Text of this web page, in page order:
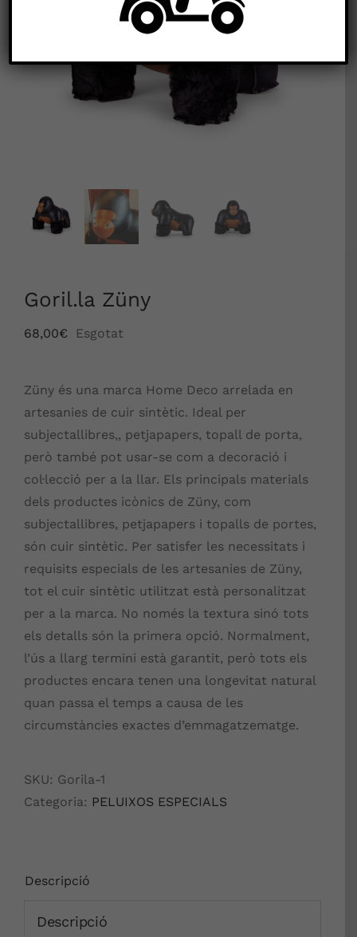
Goril.la Züny
68,00€ Esgotat
Züny és una marca Home Deco arrelada en
artesanies de cuir sintètic. Ideal per
subjectallibres,, petjapapers, topall de porta,
però també pot usar-se com a decoració i
col·lecció per a la llar. Els principals materials
dels productes icònics de Züny, com
subjectallibres, petjapapers i topalls de portes,
són cuir sintètic. Per satisfer les necessitats i
requisits especials de les artesanies de Züny,
tot el cuir sintètic utilitzat està personalitzat
per a la marca. No només la textura sinó tots
els detalls són la primera opció. Normalment,
l’ús a llarg termini està garantit, però tots els
productes encara tenen una longevitat natural
quan passa el temps a causa de les
circumstàncies exactes d’emmagatzematge.
SKU: Gorila-1
Categoria: PELUIXOS ESPECIALS
Descripció
Descripció